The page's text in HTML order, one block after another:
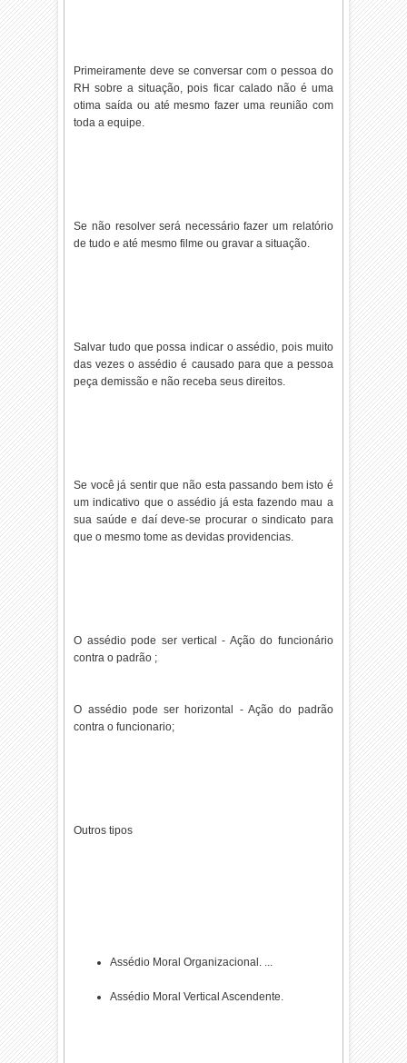
Primeiramente deve se conversar com o pessoa do
RH sobre a situação, pois ficar calado não é uma
otima saída ou até mesmo fazer uma reunião com
toda a equipe.
Se não resolver será necessário fazer um relatório
de tudo e até mesmo filme ou gravar a situação.
Salvar tudo que possa indicar o assédio, pois muito
das vezes o assédio é causado para que a pessoa
peça demissão e não receba seus direitos.
Se você já sentir que não esta passando bem isto é
um indicativo que o assédio já esta fazendo mau a
sua saúde e daí deve-se procurar o sindicato para
que o mesmo tome as devidas providencias.
O assédio pode ser vertical - Ação do funcionário
contra o padrão ;
O assédio pode ser horizontal - Ação do padrão
contra o funcionario;
Outros tipos
Assédio Moral Organizacional. ...
Assédio Moral Vertical Ascendente.